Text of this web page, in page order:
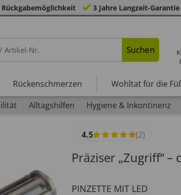
Rückgabemöglichkeit 3 Jahre Langzeit-Garantie
Suchen
Rückenschmerzen Wohltat für die
Alltagshilfen Hygiene & Inkontinenz
4.5 (2)
Präziser „Zugriff“ –
PINZETTE MIT LED